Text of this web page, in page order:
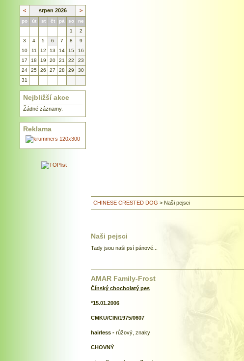
< srpen 2026 >
po út st čt pá so
ne
1
2
3
4 5 6 7 8
9
10
11 12 13 14 15
16
17
18 19 20 21 22
23
24
25 26 27 28 29
30
31
Nejbližší akce
Žádné záznamy.
Reklama
CHINESE CRESTED DOG > Naši pejsci
Naši pejsci
Tady jsou naši psí pánové...
AMAR Family-Frost
Čínský chocholatý pes
*15.01.2006
CMKU/CIN/1975/0607
hairless - růžový, znaky
CHOVNÝ